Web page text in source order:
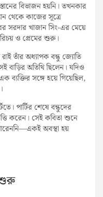
বিভাজন হয়নি। তখনকার
থেকে কাজের সূত্রে
সরদার খাজান সিং-এর মেয়ে
ও প্রেমের শুরু।
তাঁর অধ্যাপক বন্ধু জ্যোতি
বাড়ির অতিথি ছিলেন। যদিও
ব্যক্তির সঙ্গে হয়ে গিয়েছিল,
পার্টির শেষে বন্ধুদের
করেন। সেই কবিতা শুনে
অবস্থা হয়